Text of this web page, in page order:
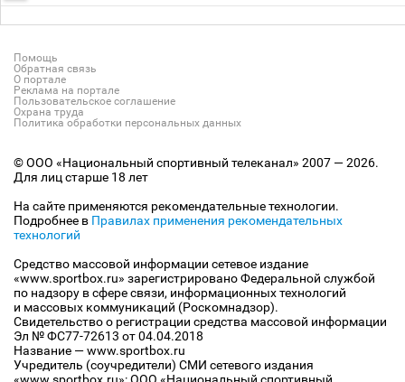
Помощь
Обратная связь
О портале
Реклама на портале
Пользовательское соглашение
Охрана труда
Политика обработки персональных данных
© ООО «Национальный спортивный телеканал» 2007 — 2026.
Для лиц старше 18 лет
На сайте применяются рекомендательные технологии.
Подробнее в Правилах применения рекомендательных
технологий
Средство массовой информации сетевое издание
«www.sportbox.ru» зарегистрировано Федеральной службой
по надзору в сфере связи, информационных технологий
и массовых коммуникаций (Роскомнадзор).
Свидетельство о регистрации средства массовой информации
Эл № ФС77-72613 от 04.04.2018
Название — www.sportbox.ru
Учредитель (соучредители) СМИ сетевого издания
«www.sportbox.ru»: ООО «Национальный спортивный